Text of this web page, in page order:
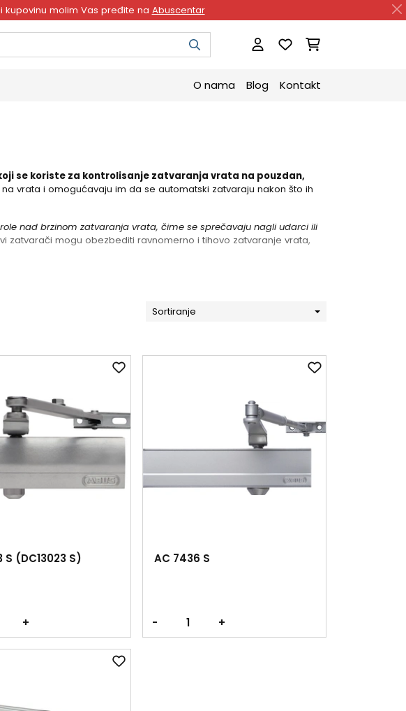
molim Vas pređite na Abuscentar
O nama Blog Kontakt
se koriste za kontrolisanje zatvaranja vrata na pouzdan,
vrata i omogućavaju im da se automatski zatvaraju nakon što ih
nad brzinom zatvaranja vrata, čime se sprečavaju nagli udarci ili
zatvarači mogu obezbediti ravnomerno i tihovo zatvaranje vrata,
Sortiranje
S (DC13023 S)
+
AC 7436 S
- +